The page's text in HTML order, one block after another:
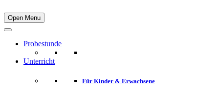
Open Menu
Probestunde
Unterricht
Für Kinder & Erwachsene